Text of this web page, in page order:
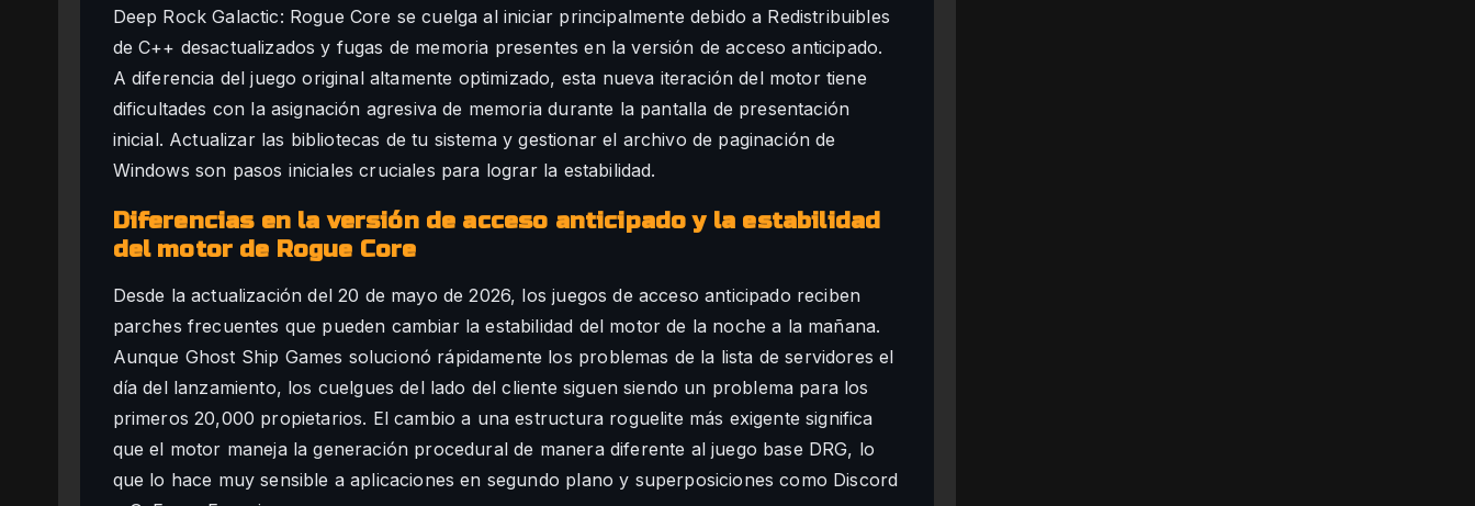
Deep Rock Galactic: Rogue Core se cuelga al iniciar principalmente debido a Redistribuibles
de C++ desactualizados y fugas de memoria presentes en la versión de acceso anticipado.
A diferencia del juego original altamente optimizado, esta nueva iteración del motor tiene
dificultades con la asignación agresiva de memoria durante la pantalla de presentación
inicial. Actualizar las bibliotecas de tu sistema y gestionar el archivo de paginación de
Windows son pasos iniciales cruciales para lograr la estabilidad.
Diferencias en la versión de acceso anticipado y la estabilidad
del motor de Rogue Core
Desde la actualización del 20 de mayo de 2026, los juegos de acceso anticipado reciben
parches frecuentes que pueden cambiar la estabilidad del motor de la noche a la mañana.
Aunque Ghost Ship Games solucionó rápidamente los problemas de la lista de servidores el
día del lanzamiento, los cuelgues del lado del cliente siguen siendo un problema para los
primeros 20,000 propietarios. El cambio a una estructura roguelite más exigente significa
que el motor maneja la generación procedural de manera diferente al juego base DRG, lo
que lo hace muy sensible a aplicaciones en segundo plano y superposiciones como Discord